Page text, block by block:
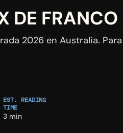
DE
2026 en Australia.
EST. READING
TIME
3 min